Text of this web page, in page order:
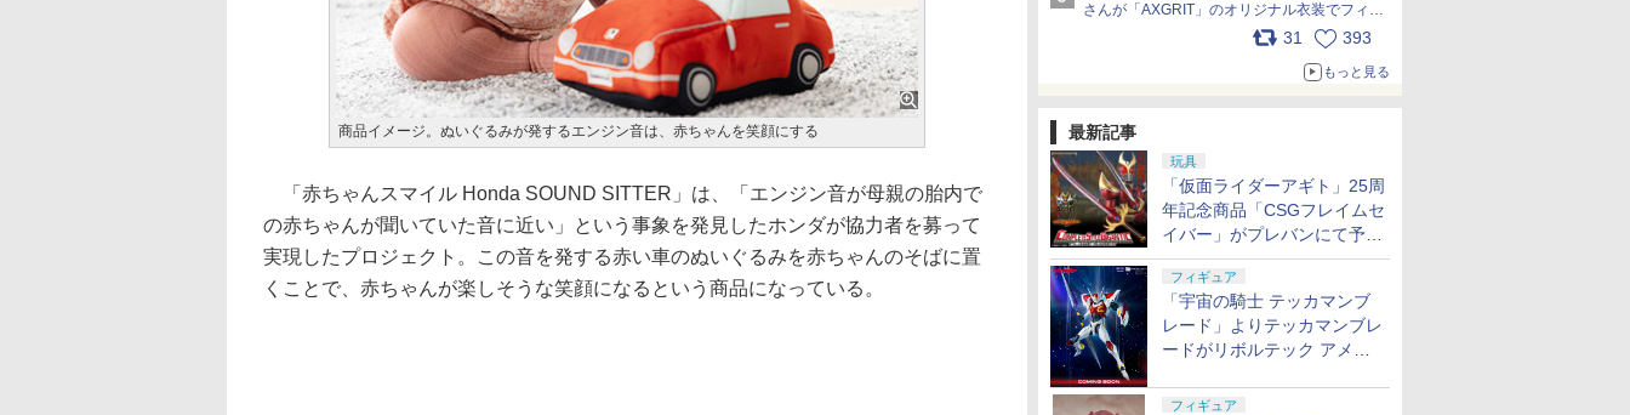
さんが「AXGRIT」のオリジナル衣装でフィギ
ュア化 pic.x.com/YMGhdIAzNa
31 393
もっと見る
最新記事
玩具
「仮面ライダーアギト」25周
年記念商品「CSGフレイムセ
イバー」がプレバンにて予約
開始
フィギュア
「宇宙の騎士 テッカマンブ
レード」よりテッカマンブレ
ードがリボルテック アメイ
定
フィギュア
商品イメージ。ぬいぐるみが発するエンジン音は、赤ちゃんを笑顔にする
「赤ちゃんスマイル Honda SOUND SITTER」は、「エンジン音が母親の胎内で
の赤ちゃんが聞いていた音に近い」という事象を発見したホンダが協力者を募って
実現したプロジェクト。この音を発する赤い車のぬいぐるみを赤ちゃんのそばに置
くことで、赤ちゃんが楽しそうな笑顔になるという商品になっている。